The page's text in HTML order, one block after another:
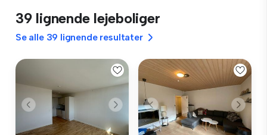
39 lignende lejeboliger
Se alle 39 lignende resultater